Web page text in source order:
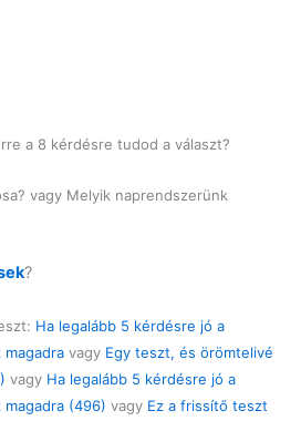
a 8 kérdésre tudod a választ?
vagy Melyik naprendszerünk
?
Ha legalább 5 kérdésre jó a
vagy Egy teszt, és örömtelivé
vagy Ha legalább 5 kérdésre jó a
(496) vagy Ez a frissítő teszt